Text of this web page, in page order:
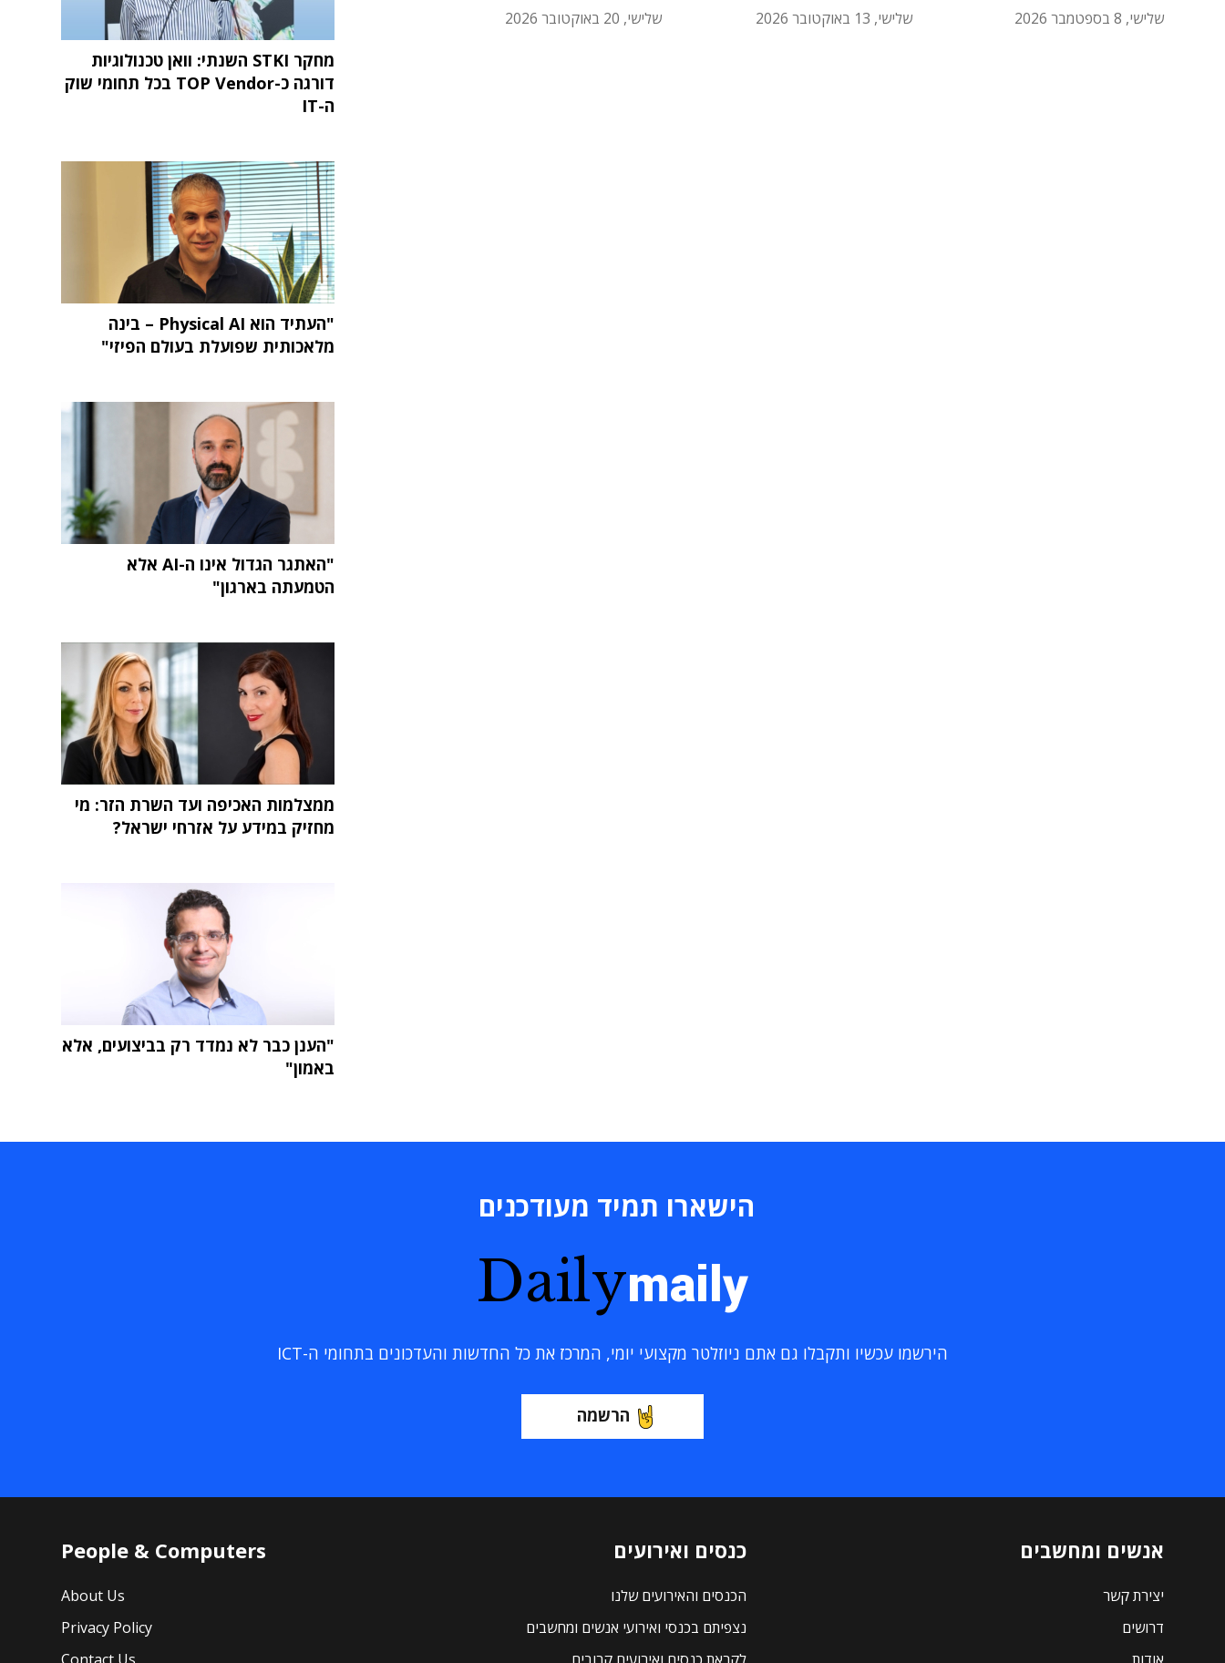
שלישי, 8 בספטמבר 2026 שלישי, 13 באוקטובר 2026 שלישי, 20 באוקטובר 2026
מחקר STKI השנתי: וואן טכנולוגיות
דורגה כ-TOP Vendor בכל תחומי שוק
ה-IT
"העתיד הוא Physical AI – בינה
מלאכותית שפועלת בעולם הפיזי"
"האתגר הגדול אינו ה-AI אלא
הטמעתה בארגון"
ממצלמות האכיפה ועד השרת הזר: מי
מחזיק במידע על אזרחי ישראל?
"הענן כבר לא נמדד רק בביצועים, אלא
באמון"
הישארו תמיד מעודכנים
Dailymaily
הירשמו עכשיו ותקבלו גם אתם ניוזלטר מקצועי יומי, המרכז את כל החדשות והעדכונים בתחומי ה-ICT
הרשמה
אנשים ומחשבים
יצירת קשר
דרושים
כנסים ואירועים
הכנסים והאירועים שלנו
נצפיתם בכנסי ואירועי אנשים ומחשבים
People & Computers
About Us
Privacy Policy